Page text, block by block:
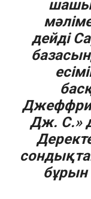
дейді
Дж. C.»